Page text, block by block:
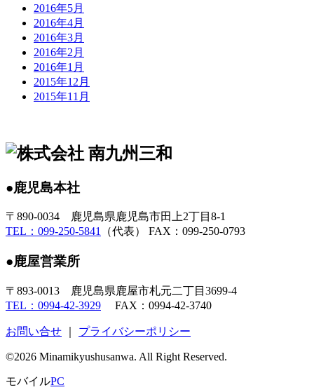
2016年5月
2016年4月
2016年3月
2016年2月
2016年1月
2015年12月
2015年11月
●鹿児島本社
〒890-0034 鹿児島県鹿児島市田上2丁目8-1
TEL：099-250-5841
（代表） FAX：099-250-0793
●鹿屋営業所
〒893-0013 鹿児島県鹿屋市札元二丁目3699-4
TEL：0994-42-3929 FAX：0994-42-3740
お問い合せ プライバシーポリシー
©2026 Minamikyushusanwa. All Right Reserved.
モバイルPC